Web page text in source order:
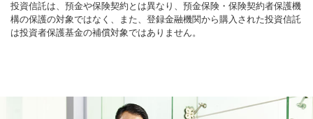
投資信託は、預金や保険契約とは異なり、預金保険・保険契約者保護機
構の保護の対象ではなく、また、登録金融機関から購入された投資信託
は投資者保護基金の補償対象ではありません。